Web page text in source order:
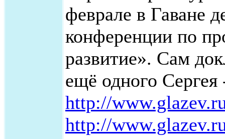
феврале в Гаване
конференции по
развитие». Сам
ещё одного Сергея
http://
http://